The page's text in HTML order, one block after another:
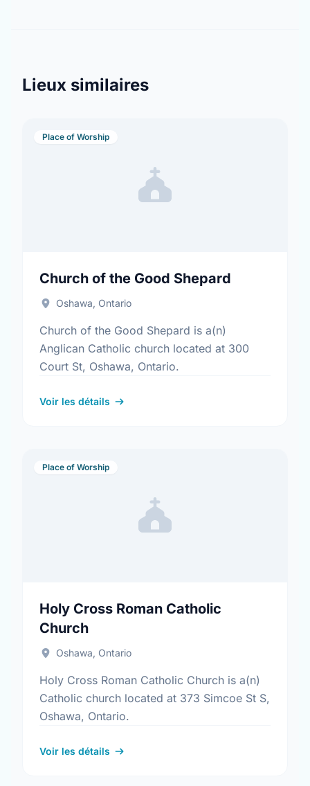
Lieux similaires
Place of Worship
Church of the Good Shepard
Oshawa, Ontario
Church of the Good Shepard is a(n)
Anglican Catholic church located at 300
Court St, Oshawa, Ontario.
Voir les détails
Place of Worship
Holy Cross Roman Catholic
Church
Oshawa, Ontario
Holy Cross Roman Catholic Church is a(n)
Catholic church located at 373 Simcoe St S,
Oshawa, Ontario.
Voir les détails